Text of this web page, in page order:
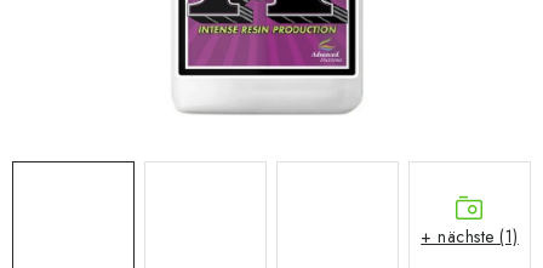
+ nächste (1)